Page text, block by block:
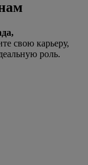
свою карьеру,
роль.